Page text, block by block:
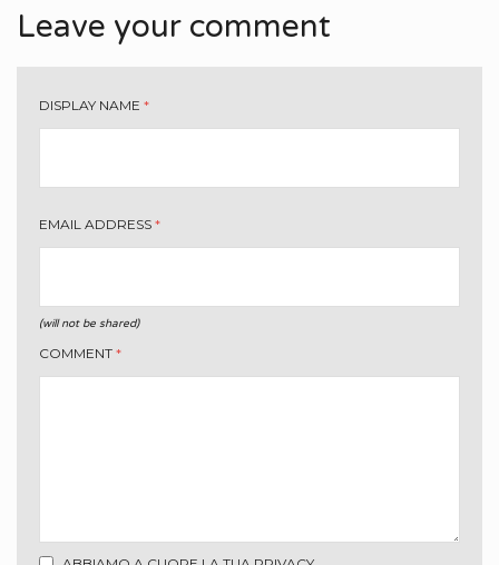
Leave your comment
DISPLAY NAME *
EMAIL ADDRESS *
(will not be shared)
COMMENT *